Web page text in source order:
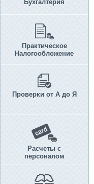
Бухгалтерия
Практическое
Налогообложение
Проверки от А до Я
Расчеты с
персоналом